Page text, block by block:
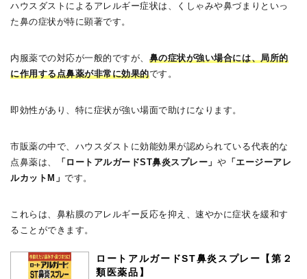
ハウスダストによるアレルギー症状は、くしゃみや鼻づまりといっ
た鼻の症状が特に顕著です。
内服薬での対応が一般的ですが、 鼻の症状が強い場合には、局所的
に作用する点鼻薬が非常に効果的です。
即効性があり、特に症状が強い場面で助けになります。
市販薬の中で、ハウスダストに効能効果が認められている代表的な
点鼻薬は、
「ロートアルガードST鼻炎スプレー」 や 「エージーアレ
ルカットM」です。
これらは、鼻粘膜のアレルギー反応を抑え、速やかに症状を緩和す
ることができます。
ロートアルガードST鼻炎スプレー【第２
類医薬品】